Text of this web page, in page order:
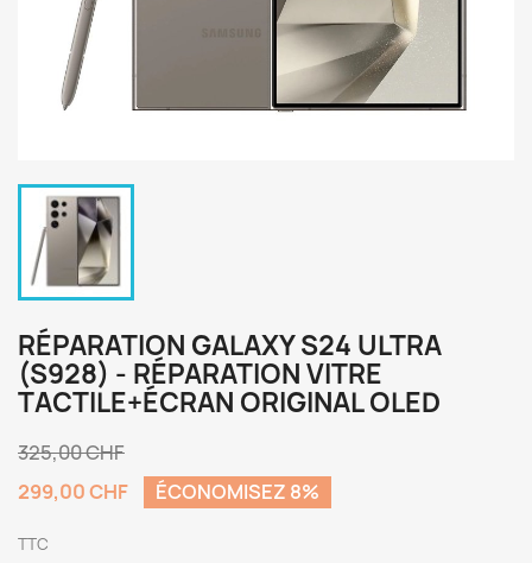
RÉPARATION GALAXY S24 ULTRA
(S928) - RÉPARATION VITRE
TACTILE+ÉCRAN ORIGINAL OLED
325,00 CHF
299,00 CHF
ÉCONOMISEZ 8%
TTC